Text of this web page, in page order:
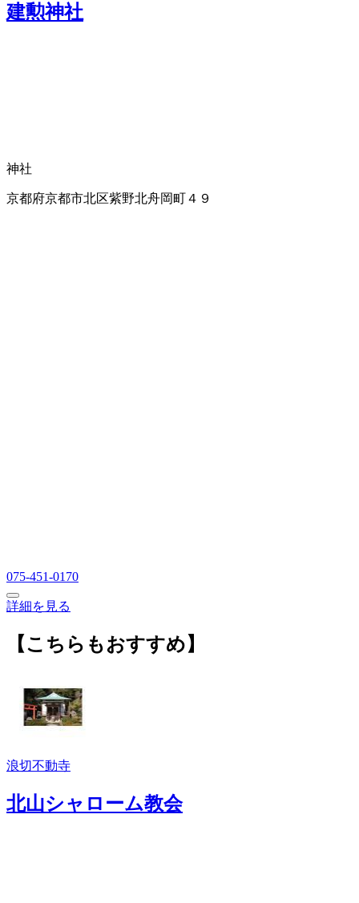
建勲神社
神社
京都府京都市北区紫野北舟岡町４９
075-451-0170
詳細を見る
【こちらもおすすめ】
浪切不動寺
北山シャローム教会